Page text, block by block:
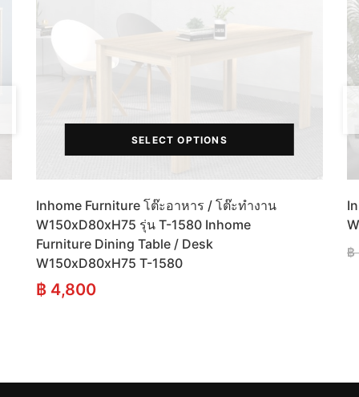
SELECT OPTIONS
Inhome Furniture โต๊ะอาหาร / โต๊ะทำงาน
W150xD80xH75 รุ่น T-1580 Inhome
Furniture Dining Table / Desk
W150xD80xH75 T-1580
฿ 4,800
฿